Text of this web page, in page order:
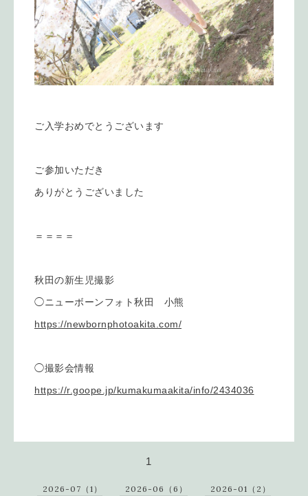
ご入学おめでとうございます
ご参加いただき
ありがとうございました
＝＝＝＝
秋田の新生児撮影
◯ニューボーンフォト秋田 小熊
https://newbornphotoakita.com/
◯撮影会情報
https://r.goope.jp/kumakumaakita/info/2434036
1
2026-07（1） 2026-06（6） 2026-01（2）